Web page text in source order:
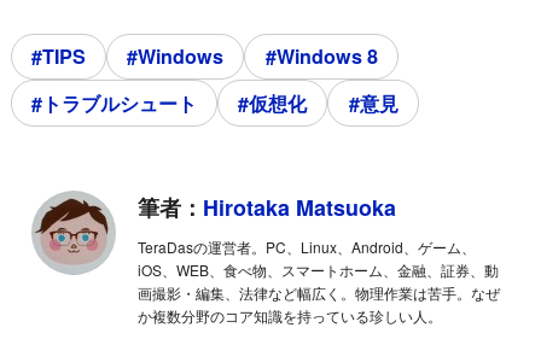
#TIPS #Windows
#Windows 8
#トラブルシュート
#仮想化 #意見
筆者： Hirotaka Matsuoka
TeraDasの運営者。PC、Linux、Android、ゲーム、
iOS、WEB、食べ物、スマートホーム、金融、証券、動
画撮影・編集、法律など幅広く。物理作業は苦手。なぜ
か複数分野のコア知識を持っている珍しい人。